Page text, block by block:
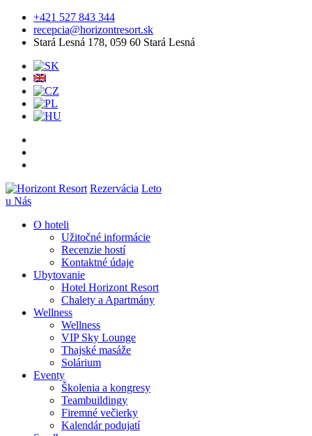
+421 527 843 344
recepcia@horizontresort.sk
Stará Lesná 178, 059 60 Stará Lesná
Rezervácia Leto
u Nás
O hoteli
Užitočné informácie
Recenzie hostí
Kontaktné údaje
Ubytovanie
Hotel Horizont Resort
Chalety a Apartmány
Wellness
Wellness
VIP Sky Lounge
Thajské masáže
Solárium
Eventy
Školenia a kongresy
Teambuildingy
Firemné večierky
Kalendár podujatí